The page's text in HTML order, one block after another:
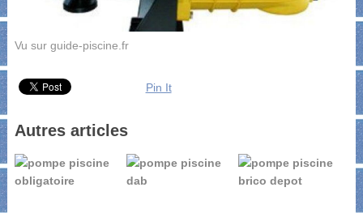
Vu sur guide-piscine.fr
Pin It
Autres articles